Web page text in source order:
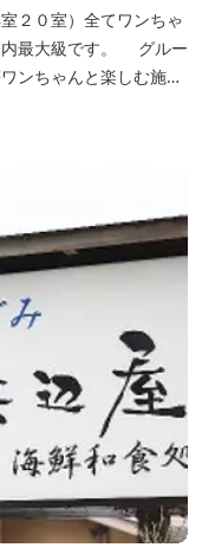
２０室）全てワンちゃ
内最大級です。 グルー
ンちゃんと楽しむ施設